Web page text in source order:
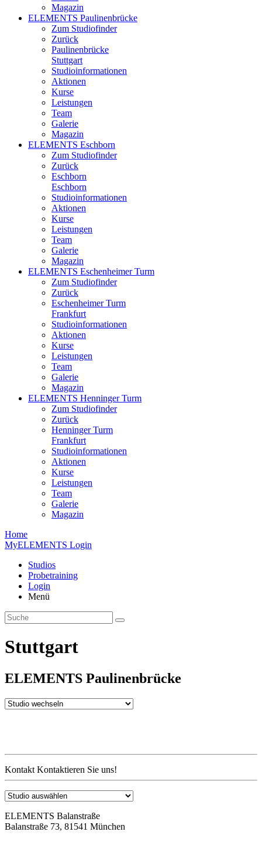
Magazin
ELEMENTS Paulinenbrücke
Zum Studiofinder
Zurück
Paulinen­brücke
Stuttgart
Studioinformationen
Aktionen
Kurse
Leistungen
Team
Galerie
Magazin
ELEMENTS Eschborn
Zum Studiofinder
Zurück
Esch­born
Eschborn
Studioinformationen
Aktionen
Kurse
Leistungen
Team
Galerie
Magazin
ELEMENTS Eschenheimer Turm
Zum Studiofinder
Zurück
Eschen­heimer Turm
Frankfurt
Studioinformationen
Aktionen
Kurse
Leistungen
Team
Galerie
Magazin
ELEMENTS Henninger Turm
Zum Studiofinder
Zurück
Henninger Turm
Frankfurt
Studioinformationen
Aktionen
Kurse
Leistungen
Team
Galerie
Magazin
Home
MyELEMENTS Login
Studios
Probe­training
Login
Menü
Stuttgart
ELEMENTS Paulinen­brücke
Kontakt Kontaktieren Sie uns!
ELEMENTS Balanstraße
Balanstraße 73, 81541 München